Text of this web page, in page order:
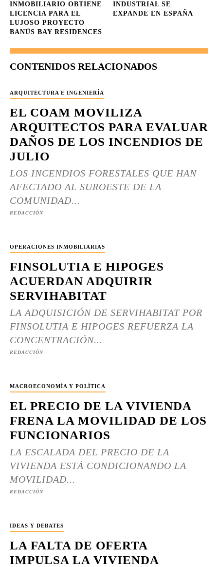
INMOBILIARIO OBTIENE
LICENCIA PARA EL
LUJOSO PROYECTO
BANÚS BAY RESIDENCES
INDUSTRIAL SE
EXPANDE EN ESPAÑA
CONTENIDOS RELACIONADOS
ARQUITECTURA E INGENIERÍA
EL COAM MOVILIZA
ARQUITECTOS PARA EVALUAR
DAÑOS DE LOS INCENDIOS DE
JULIO
LOS INCENDIOS FORESTALES QUE HAN
AFECTADO AL SUROESTE DE LA
COMUNIDAD...
REDACCIÓN
OPERACIONES INMOBILIARIAS
FINSOLUTIA E HIPOGES
ACUERDAN ADQUIRIR
SERVIHABITAT
LA ADQUISICIÓN DE SERVIHABITAT POR
FINSOLUTIA E HIPOGES REFUERZA LA
CONCENTRACIÓN...
REDACCIÓN
MACROECONOMÍA Y POLÍTICA
EL PRECIO DE LA VIVIENDA
FRENA LA MOVILIDAD DE LOS
FUNCIONARIOS
LA ESCALADA DEL PRECIO DE LA
VIVIENDA ESTÁ CONDICIONANDO LA
MOVILIDAD...
REDACCIÓN
IDEAS Y DEBATES
LA FALTA DE OFERTA
IMPULSA LA VIVIENDA